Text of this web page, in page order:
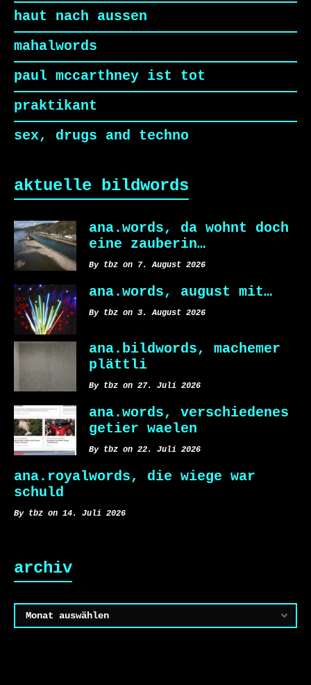
haut nach aussen
mahalwords
paul mccarthney ist tot
praktikant
sex, drugs and techno
aktuelle bildwords
ana.words, da wohnt doch
eine zauberin…
By tbz on 7. August 2026
ana.words, august mit…
By tbz on 3. August 2026
ana.bildwords, machemer
plättli
By tbz on 27. Juli 2026
ana.words, verschiedenes
getier waelen
By tbz on 22. Juli 2026
ana.royalwords, die wiege war
schuld
By tbz on 14. Juli 2026
archiv
Archiv